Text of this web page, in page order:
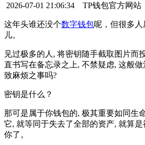
2026-07-01 21:06:34 TP钱包官方网站
这年头谁还没个数字钱包呢，但很多
儿。
见过极多的人, 将密钥随手截取图片而
直书写在备忘录之上, 不禁疑虑, 这般
致麻烦之事吗?
密钥是什么？
那可是属于你钱包的, 极其重要如同生
它, 就等同于失去了全部的资产, 就算
你了。